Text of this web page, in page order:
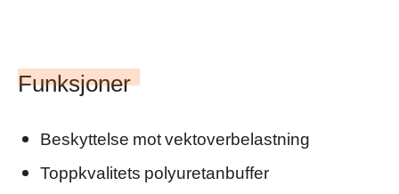
Funksjoner
Beskyttelse mot vektoverbelastning
Toppkvalitets polyuretanbuffer